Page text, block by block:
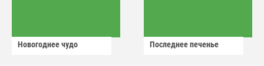
Новогоднее чудо Последнее печенье